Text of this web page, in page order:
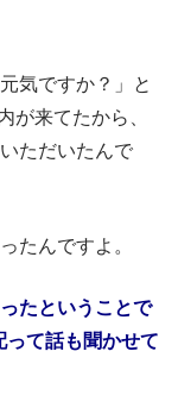
気ですか？」と
が来てたから、
ただいたんで
たんですよ。
たということで
て話も聞かせて